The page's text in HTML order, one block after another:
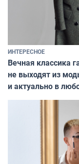
ИНТЕРЕСНОЕ
Вечная классика
не выходят из
и актуально в